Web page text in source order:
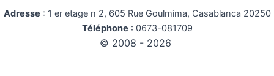
Adresse : 1 er etage n 2, 605 Rue Goulmima, Casablanca 20250
Téléphone : 0673-081709
© 2008 - 2026